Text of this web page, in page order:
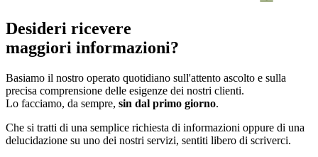
Desideri ricevere
maggiori informazioni?
Basiamo il nostro operato quotidiano sull'attento ascolto e sulla
precisa comprensione delle esigenze dei nostri clienti.
Lo facciamo, da sempre, sin dal primo giorno.
Che si tratti di una semplice richiesta di informazioni oppure di una
delucidazione su uno dei nostri servizi, sentiti libero di scriverci.